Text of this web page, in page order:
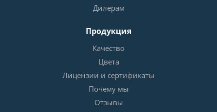
Дилерам
Продукция
Качество
Цвета
Лицензии и сертификаты
Почему мы
Отзывы